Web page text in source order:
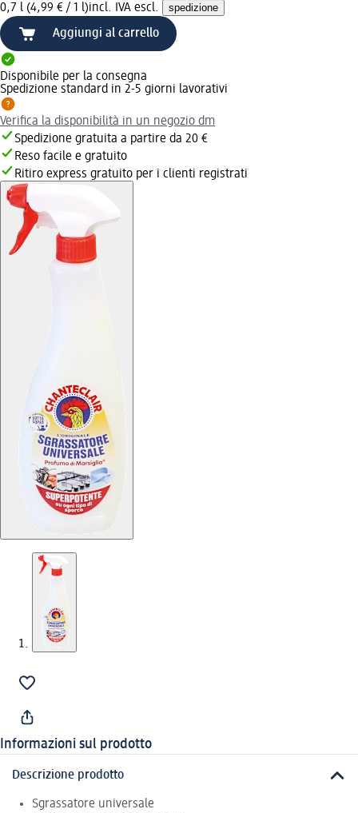
0,7 l (4,99 € / 1 l)incl. IVA escl. spedizione
Aggiungi al carrello
Disponibile per la consegna
Spedizione standard in 2-5 giorni lavorativi
Verifica la disponibilità in un negozio dm
Spedizione gratuita a partire da 20 €
Reso facile e gratuito
Ritiro express gratuito per i clienti registrati
Informazioni sul prodotto
Descrizione prodotto
Sgrassatore universale